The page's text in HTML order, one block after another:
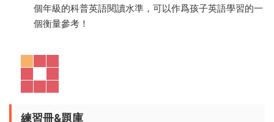
念認知上，還是在方法論上，都是對傳統科學教育的一場
“超越”。
絕佳素材。
這套原版讀本的語言程度，也體現了國内一流國際學校各